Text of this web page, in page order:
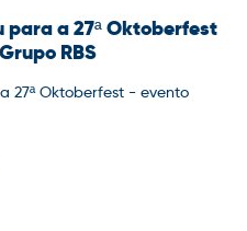
para a 27ª Oktoberfest
RBS
27ª Oktoberfest - evento